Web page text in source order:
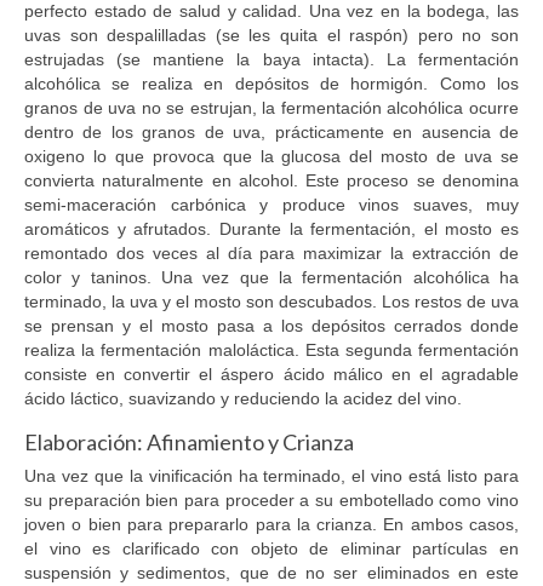
perfecto estado de salud y calidad. Una vez en la bodega, las
uvas son despalilladas (se les quita el raspón) pero no son
estrujadas (se mantiene la baya intacta). La fermentación
alcohólica se realiza en depósitos de hormigón. Como los
granos de uva no se estrujan, la fermentación alcohólica ocurre
dentro de los granos de uva, prácticamente en ausencia de
oxigeno lo que provoca que la glucosa del mosto de uva se
convierta naturalmente en alcohol. Este proceso se denomina
semi-maceración carbónica y produce vinos suaves, muy
aromáticos y afrutados. Durante la fermentación, el mosto es
remontado dos veces al día para maximizar la extracción de
color y taninos. Una vez que la fermentación alcohólica ha
terminado, la uva y el mosto son descubados. Los restos de uva
se prensan y el mosto pasa a los depósitos cerrados donde
realiza la fermentación maloláctica. Esta segunda fermentación
consiste en convertir el áspero ácido málico en el agradable
ácido láctico, suavizando y reduciendo la acidez del vino.
Elaboración: Afinamiento y Crianza
Una vez que la vinificación ha terminado, el vino está listo para
su preparación bien para proceder a su embotellado como vino
joven o bien para prepararlo para la crianza. En ambos casos,
el vino es clarificado con objeto de eliminar partículas en
suspensión y sedimentos, que de no ser eliminados en este